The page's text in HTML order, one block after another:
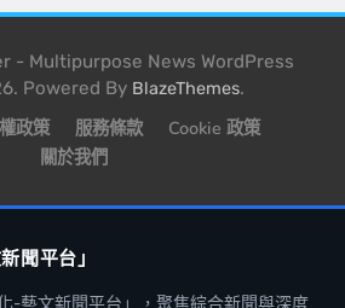
- Multipurpose News WordPress
Powered By BlazeThemes.
政策 服務條款
Cookie 政策
關於我們
聞平台」
-藝文新聞平台」，聚焦綜合新聞與深度